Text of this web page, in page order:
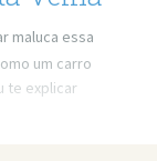
maluca essa
um carro
te explicar